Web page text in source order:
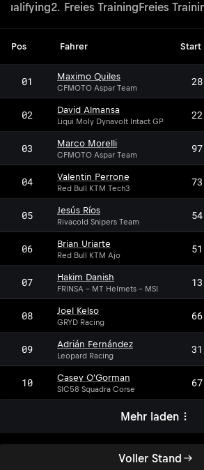
Voller Stand
2. Freies TrainingFreies
Pos Fahrer Start
01 Maximo Quiles
CFMOTO Aspar Team 28
02 David Almansa
Liqui Moly Dynavolt Intact GP 22
03 Marco Morelli
CFMOTO Aspar Team 97
04 Valentin Perrone
Red Bull KTM Tech3 73
05 Jesús Ríos
Rivacold Snipers Team 54
06 Brian Uriarte
Red Bull KTM Ajo 51
07 Hakim Danish
FRINSA - MT Helmets - MSI 13
08 Joel Kelso
GRYD Racing 66
09 Adrián Fernández
Leopard Racing 31
10 Casey O'Gorman
SIC58 Squadra Corse 67
Mehr laden